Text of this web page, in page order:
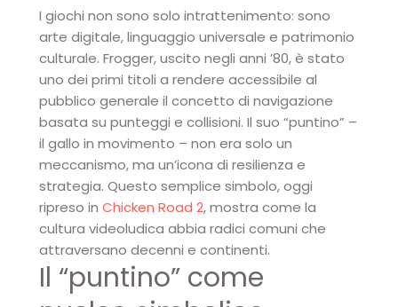
I giochi non sono solo intrattenimento: sono
arte digitale, linguaggio universale e patrimonio
culturale. Frogger, uscito negli anni ’80, è stato
uno dei primi titoli a rendere accessibile al
pubblico generale il concetto di navigazione
basata su punteggi e collisioni. Il suo “puntino” –
il gallo in movimento – non era solo un
meccanismo, ma un’icona di resilienza e
strategia. Questo semplice simbolo, oggi
ripreso in Chicken Road 2, mostra come la
cultura videoludica abbia radici comuni che
attraversano decenni e continenti.
Il “puntino” come